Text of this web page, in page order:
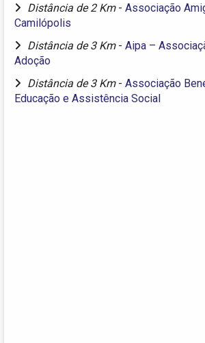
Distância de 2 Km - Associação
Camilópolis
Distância de 3 Km - Aipa –
Adoção
Distância de 3 Km - Associação
Educação e Assistência Social